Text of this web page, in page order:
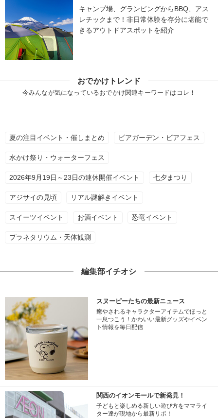
キャンプ場、グランピングからBBQ、アス
レチックまで！非日常体験を存分に堪能で
きるアウトドアスポットを紹介
おでかけトレンド
今みんなが気になっているおでかけ関連キーワードはコレ！
夏の注目イベント・催しまとめ ビアガーデン・ビアフェス
水かけ祭り・ウォーターフェス
2026年9月19日～23日の連休開催イベント 七夕まつり
アジサイの見頃 リアル謎解きイベント
スイーツイベント お酒イベント 恐竜イベント
プラネタリウム・天体観測
編集部イチオシ
スヌーピーたちの最新ニュース
癒やされるキャラクターアイテムでほっと
一息つこう！かわいい最新グッズやイベン
ト情報を毎日配信
関西のイオンモールで新発見！
子どもと楽しめる新しい遊び方をママライ
ター達が現地から最新リポ！